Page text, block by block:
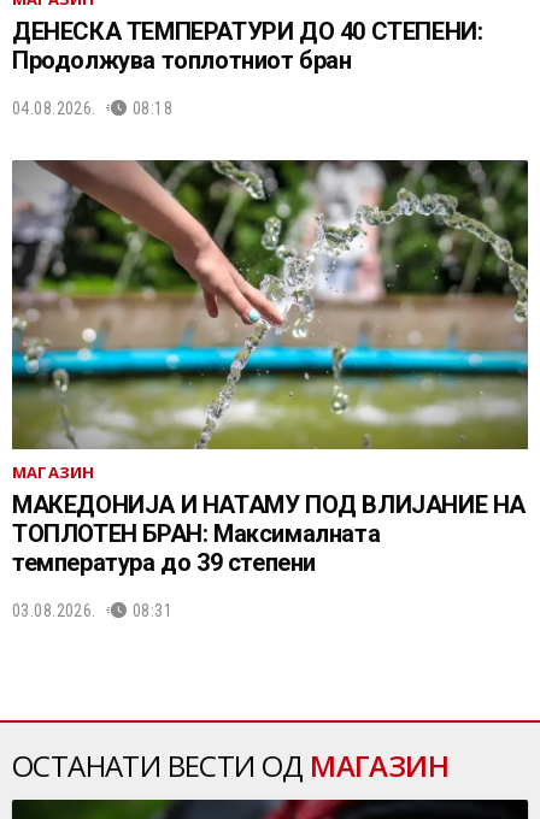
ДЕНЕСКА ТЕМПЕРАТУРИ ДО 40 СТЕПЕНИ:
Продолжува топлотниот бран
04.08.2026. 08:18
МАГАЗИН
МАКЕДОНИЈА И НАТАМУ ПОД ВЛИЈАНИЕ НА
ТОПЛОТЕН БРАН: Максималната
температура до 39 степени
03.08.2026. 08:31
ОСТАНАТИ ВЕСТИ ОД МАГАЗИН